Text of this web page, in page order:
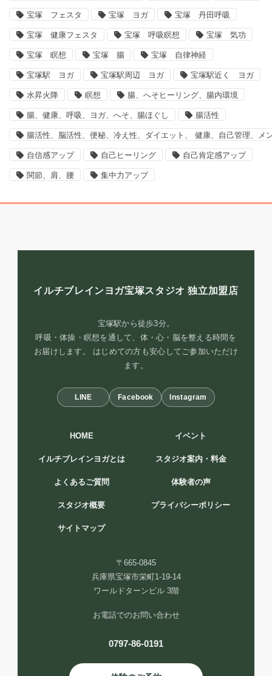
宝塚 フェスタ 宝塚 ヨガ 宝塚 丹田呼吸
宝塚 健康フェスタ 宝塚 呼吸瞑想 宝塚 気功
宝塚 瞑想 宝塚 腸 宝塚 自律神経
宝塚駅 ヨガ 宝塚駅周辺 ヨガ 宝塚駅近く ヨガ
水昇火降 瞑想 腸、へそヒーリング、腸内環境
腸、健康、呼吸、ヨガ、へそ、腸ほぐし 腸活性
腸活性、脳活性、便秘、冷え性、ダイエット、 健康、自己管理、メ
自信感アップ 自己ヒーリング 自己肯定感アップ
関節、肩、腰 集中力アップ
イルチブレインヨガ宝塚スタジオ独立加盟店
宝塚駅から徒歩3分。
呼吸・体操・瞑想を通して、体・心・脳を整える時間を
お届けします。 はじめての方も安心してご参加いただけ
ます。
LINE Facebook Instagram
HOME イベント
イルチブレインヨガとは スタジオ案内・料金
よくあるご質問 体験者の声
スタジオ概要 プライバシーポリシー
サイトマップ
〒665-0845
兵庫県宝塚市栄町1-19-14
ワールドターンビル 3階
お電話でのお問い合わせ
0797-86-0191